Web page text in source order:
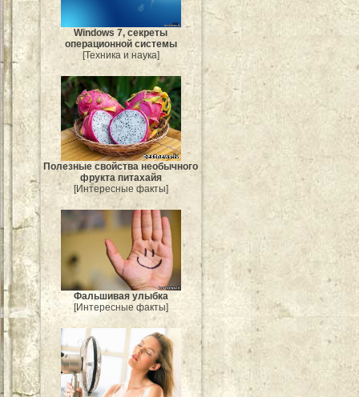
Windows 7, секреты
операционной системы
[Техника и наука]
Полезные свойства необычного
фрукта питахайя
[Интересные факты]
Фальшивая улыбка
[Интересные факты]